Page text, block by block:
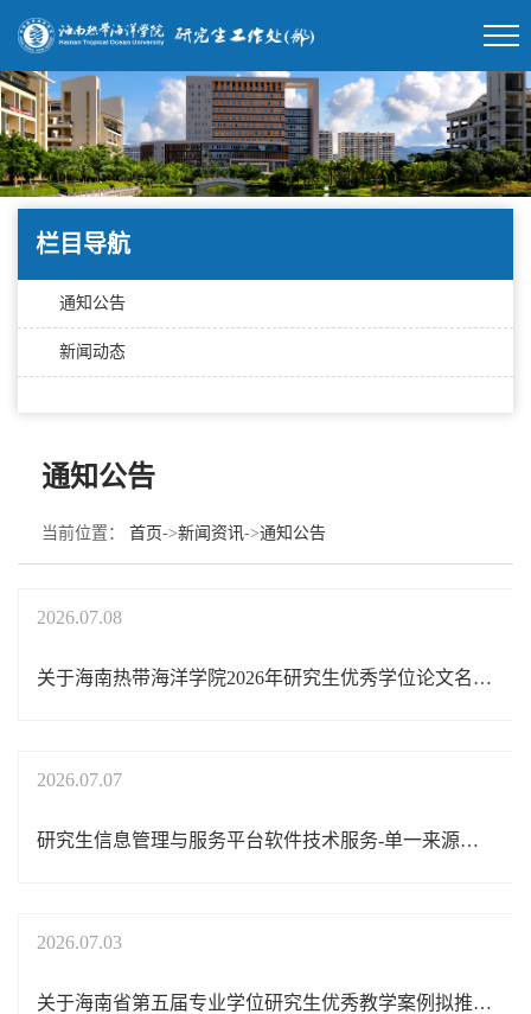
栏目导航
通知公告
新闻动态
通知公告
当前位置： 首页->新闻资讯->通知公告
2026.07.08
关于海南热带海洋学院2026年研究生优秀学位论文名单的公示
2026.07.07
研究生信息管理与服务平台软件技术服务-单一来源采购成交公告
2026.07.03
关于海南省第五届专业学位研究生优秀教学案例拟推荐名单的公示